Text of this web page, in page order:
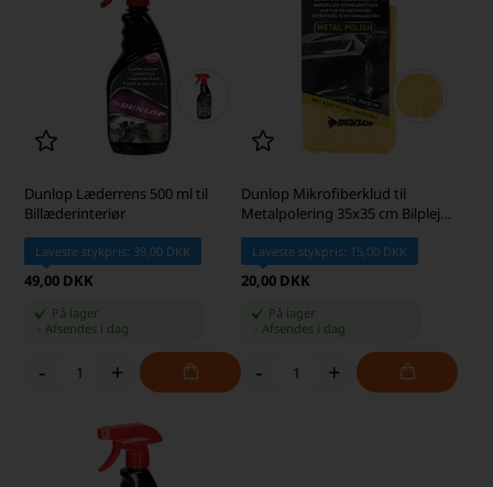
Dunlop Læderrens 500 ml til
Billæderinteriør
Laveste stykpris: 39,00 DKK
49,00 DKK
På lager
-Afsendes i dag
- +
Dunlop Mikrofiberklud til
Metalpolering 35x35 cm Bilpleje,
Gul
Laveste stykpris: 15,00 DKK
20,00 DKK
På lager
Afsendes i dag
- +